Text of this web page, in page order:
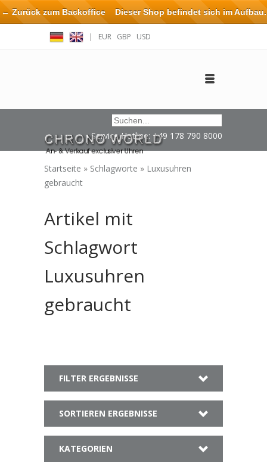
| EUR GBP USD
Service Hotline: +49 178 790 8000
Startseite » Schlagworte » Luxusuhren
gebraucht
Artikel mit
Schlagwort
Luxusuhren
gebraucht
FILTER ERGEBNISSE
SORTIEREN ERGEBNISSE
KATEGORIEN
← Zurück zum BackofficeDieser Shop befindet sich im Aufbau.
Eventuell können nicht alle Bestellungen eingehalten oder erfüllt